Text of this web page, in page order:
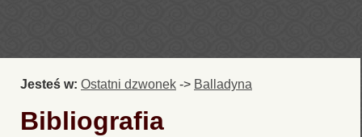
Jesteś w: Ostatni dzwonek -> Balladyna
Bibliografia